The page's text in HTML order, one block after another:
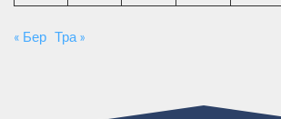
« Бер Тра »